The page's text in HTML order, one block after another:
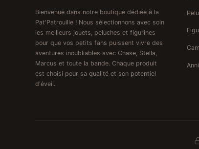
Bienvenue dans notre boutique dédiée à la
Pat'Patrouille ! Nous sélectionnons avec soin
les meilleurs jouets, peluches et figurines
pour que vos petits fans puissent vivre des
aventures inoubliables avec Chase, Stella,
Marcus et toute la bande. Chaque produit
est choisi pour sa qualité et son potentiel
d'éveil.